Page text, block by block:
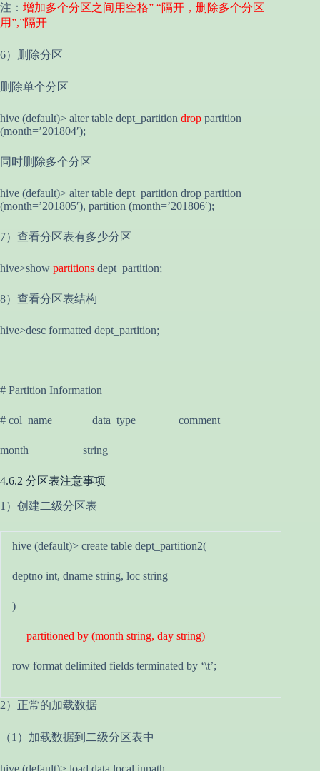
注： 增加多个分区之间用空格” “隔开，删除多个分区
用”,”隔开
6）删除分区
删除单个分区
hive (default)> alter table dept_partition drop partition
(month=’201804′);
同时删除多个分区
hive (default)> alter table dept_partition drop partition
(month=’201805′), partition (month=’201806′);
7）查看分区表有多少分区
hive>show partitions dept_partition;
8）查看分区表结构
hive>desc formatted dept_partition;
# Partition Information
# col_name data_type comment
month string
4.6.2 分区表注意事项
1）创建二级分区表
hive (default)> create table dept_partition2(
deptno int, dname string, loc string
)
partitioned by (month string, day string)
row format delimited fields terminated by ‘\t’;
2）正常的加载数据
（1）加载数据到二级分区表中